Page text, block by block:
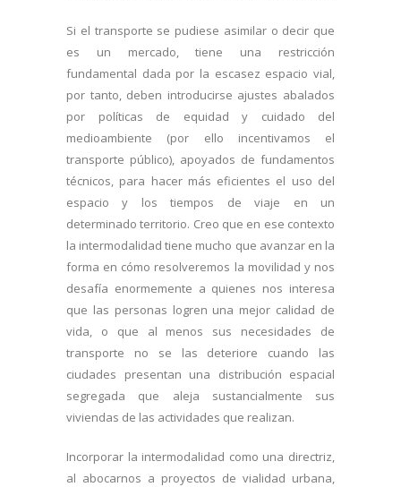
Si el transporte se pudiese asimilar o decir que
es un mercado, tiene una restricción
fundamental dada por la escasez espacio vial,
por tanto, deben introducirse ajustes abalados
por políticas de equidad y cuidado del
medioambiente (por ello incentivamos el
transporte público), apoyados de fundamentos
técnicos, para hacer más eficientes el uso del
espacio y los tiempos de viaje en un
determinado territorio. Creo que en ese contexto
la intermodalidad tiene mucho que avanzar en la
forma en cómo resolveremos la movilidad y nos
desafía enormemente a quienes nos interesa
que las personas logren una mejor calidad de
vida, o que al menos sus necesidades de
transporte no se las deteriore cuando las
ciudades presentan una distribución espacial
segregada que aleja sustancialmente sus
viviendas de las actividades que realizan.
Incorporar la intermodalidad como una directriz,
al abocarnos a proyectos de vialidad urbana,